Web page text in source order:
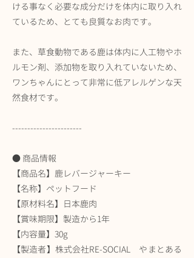
ける事なく必要な成分だけを体内に取り入れ
ているため、とても良質なお肉です。
また、草食動物である鹿は体内に人工物やホ
ルモン剤、添加物を取り入れていないため、
ワンちゃんにとって非常に低アレルゲンな天
然食材です。
-----------------------
● 商品情報
【商品名】鹿レバージャーキー
【名称】ペットフード
【原材料名】日本鹿肉
【賞味期限】製造から1年
【内容量】30g
【製造者】株式会社RE-SOCIAL やまとある